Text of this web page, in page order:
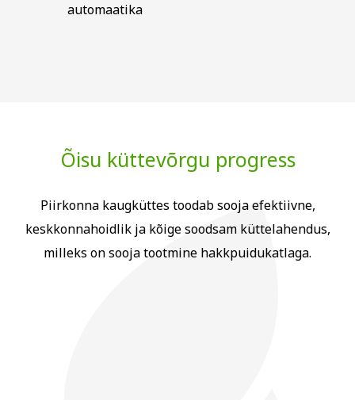
automaatika
Õisu küttevõrgu progress
Piirkonna kaugküttes toodab sooja efektiivne,
keskkonnahoidlik ja kõige soodsam küttelahendus,
milleks on sooja tootmine hakkpuidukatlaga.